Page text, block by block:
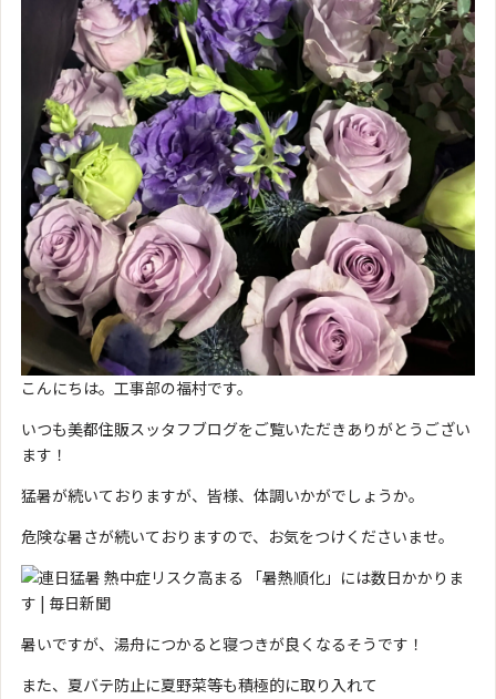
こんにちは。工事部の福村です。
いつも美都住販スッタフブログをご覧いただきありがとうござい
ます！
猛暑が続いておりますが、皆様、体調いかがでしょうか。
危険な暑さが続いておりますので、お気をつけくださいませ。
暑いですが、湯舟につかると寝つきが良くなるそうです！
また、夏バテ防止に夏野菜等も積極的に取り入れて